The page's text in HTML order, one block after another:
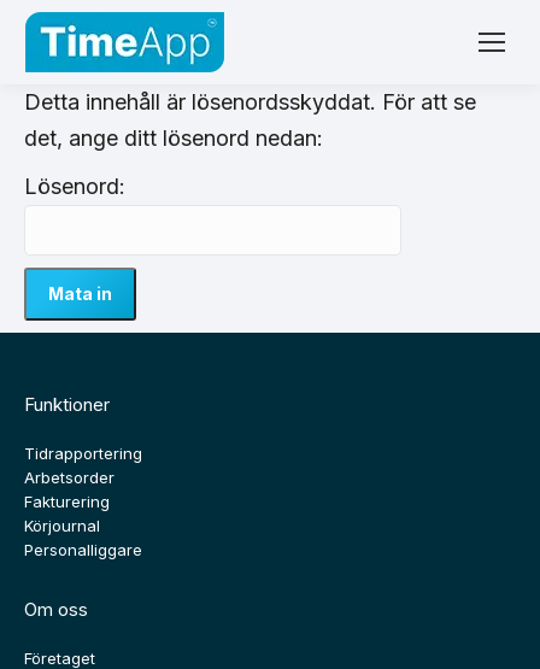
Detta innehåll är lösenordsskyddat. För att se
det, ange ditt lösenord nedan:
Lösenord:
Funktioner
Tidrapportering
Arbetsorder
Fakturering
Körjournal
Personalliggare
Om oss
Företaget